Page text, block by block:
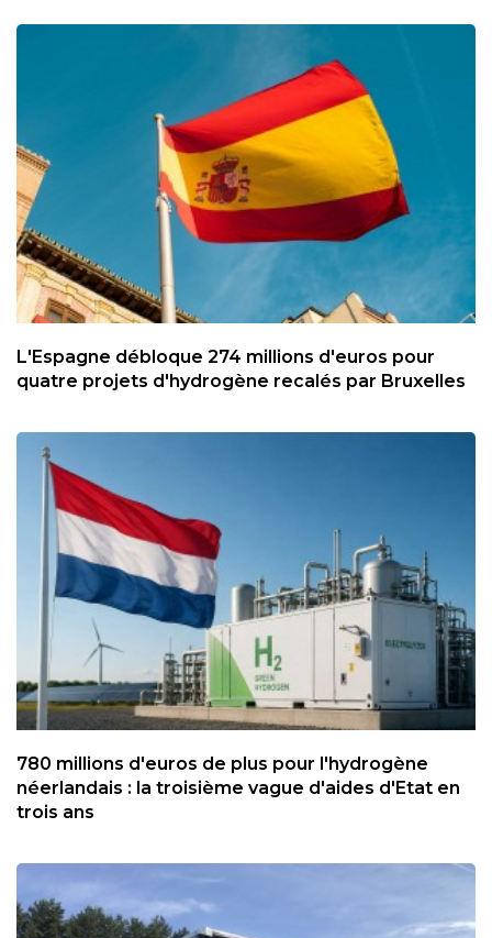
L'Espagne débloque 274 millions d'euros pour
quatre projets d'hydrogène recalés par Bruxelles
780 millions d'euros de plus pour l'hydrogène
néerlandais : la troisième vague d'aides d'Etat en
trois ans